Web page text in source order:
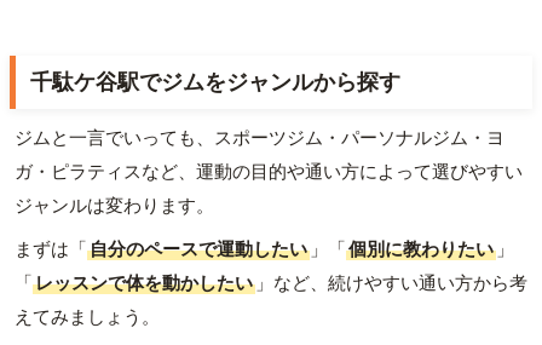
千駄ケ谷駅でジムをジャンルから探す
ジムと一言でいっても、スポーツジム・パーソナルジム・ヨ
ガ・ピラティスなど、運動の目的や通い方によって選びやすい
ジャンルは変わります。
まずは「自分のペースで運動したい 」「個別に教わりたい 」
「レッスンで体を動かしたい 」など、続けやすい通い方から考
えてみましょう。